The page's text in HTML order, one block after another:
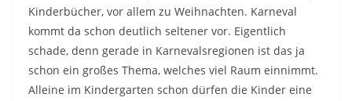
Kinderbücher, vor allem zu Weihnachten. Karneval
kommt da schon deutlich seltener vor. Eigentlich
schade, denn gerade in Karnevalsregionen ist das ja
schon ein großes Thema, welches viel Raum einnimmt.
Alleine im Kindergarten schon dürfen die Kinder eine